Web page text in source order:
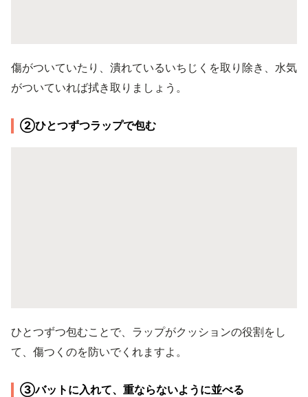
傷がついていたり、潰れているいちじくを取り除き、水気
がついていれば拭き取りましょう。
②ひとつずつラップで包む
ひとつずつ包むことで、ラップがクッションの役割をし
て、傷つくのを防いでくれますよ。
③バットに入れて、重ならないように並べる